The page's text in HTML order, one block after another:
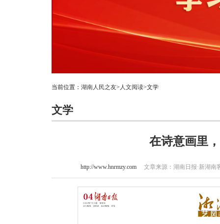
当前位置： 湖南人民之友> 人文阅读>文学
文学
在诗意画里
http://www.hnrmzy.com 文章来源：湖南日报·新湖